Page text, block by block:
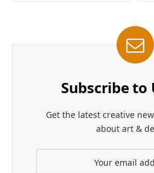
Subscribe to
Get the latest creative
about art &